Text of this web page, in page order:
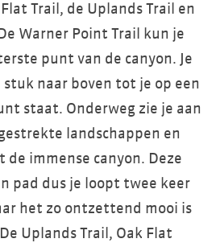
Trail, de Uplands Trail en
Warner Point Trail kun je
punt van de canyon. Je
stuk naar boven tot je op een
staat. Onderweg zie je aan
landschappen en
de immense canyon. Deze
pad dus je loopt twee keer
het zo ontzettend mooi is
Uplands Trail, Oak Flat